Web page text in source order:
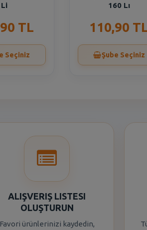
Li
TL
Seçiniz
160 Lı
110,90
Şube Seçiniz
ALIŞVERIŞ LISTESI
OLUŞTURUN
Favori ürünlerinizi kaydedin,